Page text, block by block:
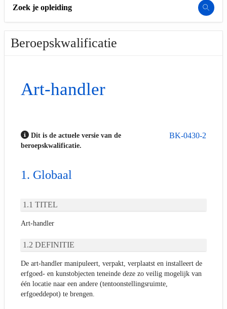
Zoek je opleiding
Beroepskwalificatie
Art-handler
BK-0430-2
Dit is de actuele versie van de
beroepskwalificatie.
Globaal
TITEL
Art-handler
DEFINITIE
De art-handler manipuleert, verpakt, verplaatst en installeert de
erfgoed- en kunstobjecten teneinde deze zo veilig mogelijk van
één locatie naar een andere (tentoonstellingsruimte,
erfgoeddepot) te brengen.